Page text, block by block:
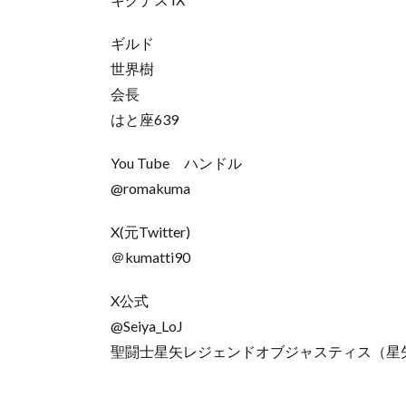
ギルド
世界樹
会長
はと座639
You Tube ハンドル
@romakuma
X(元Twitter)
＠kumatti90
X公式
@Seiya_LoJ
聖闘士星矢レジェンドオブジャスティス（星